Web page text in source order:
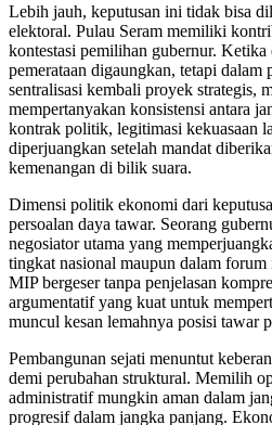
Lebih jauh, keputusan ini tidak bisa
elektoral. Pulau Seram memiliki
kontestasi pemilihan gubernur.
pemerataan digaungkan, tetapi
sentralisasi kembali proyek strategis,
mempertanyakan konsistensi antara
kontrak politik, legitimasi kekuasaan
diperjuangkan setelah mandat
kemenangan di bilik suara.
Dimensi politik ekonomi dari
persoalan daya tawar. Seorang
negosiator utama yang
tingkat nasional maupun dalam forum
MIP bergeser tanpa penjelasan
argumentatif yang kuat untuk
muncul kesan lemahnya posisi tawar
Pembangunan sejati menuntut
demi perubahan struktural. Memilih
administratif mungkin aman dalam
progresif dalam jangka panjang.